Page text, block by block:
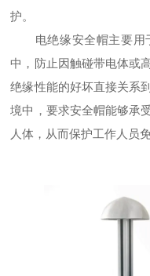
护。
电绝缘安全帽主要用
中，防止因触碰带电体或
绝缘性能的好坏直接关系
境中，要求安全帽能够承
人体，从而保护工作人员